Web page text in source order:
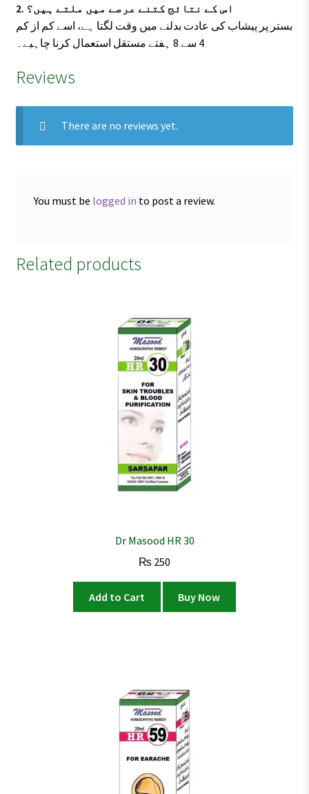
2. اس کے نتائج کتنے عرصے میں ملتے ہیں؟
بستر پر پیشاب کی عادت بدلنے میں وقت لگتا ہے، اسے کم از کم
4 سے 8 ہفتے مستقل استعمال کرنا چاہیے۔
Reviews
There are no reviews yet.
You must be logged in to post a review.
Related products
Dr Masood HR 30
₨ 250
Add to Cart Buy Now